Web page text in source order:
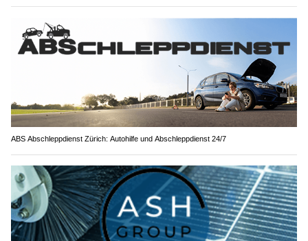
ABS Abschleppdienst Zürich: Autohilfe und Abschleppdienst 24/7